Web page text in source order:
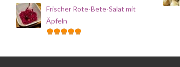
Frischer Rote-Bete-Salat mit
Äpfeln